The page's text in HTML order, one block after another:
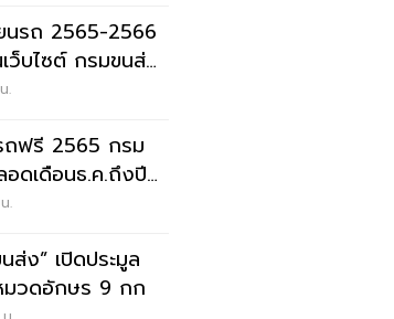
นรถ 2565-2566
ว็บไซต์ กรมขนส่ง
.
ถฟรี 2565 กรม
ดเดือนธ.ค.ถึงปี
.
ส่ง” เปิดประมูล
มวดอักษร 9 กก